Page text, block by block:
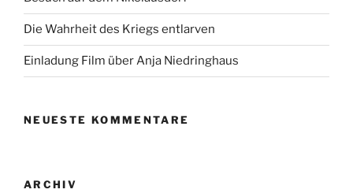
Die Wahrheit des Kriegs entlarven
Einladung Film über Anja Niedringhaus
NEUESTE KOMMENTARE
ARCHIV